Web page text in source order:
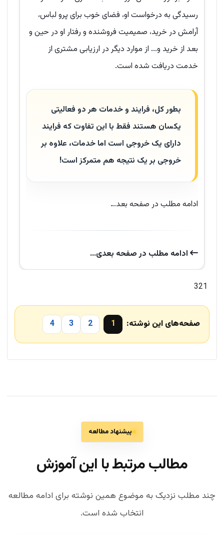
رسیدگی به درخواست او، فضای خوب برای پرو لباس،
آرامش در خرید، صمیمیت فروشنده و رفتار او در حین و
بعد از خرید و... از موارد دیگر در ارزیابی مشتری از
خدمت دریافت شده است.
بطور کل، فرایند و خدمات هر دو فعالیتی
یکسان هستند فقط با این تفاوت که فرایند
دارای یک خروجی است اما خدمات، علاوه بر
خروجی بر یک نتیجه هم متمرکز است!
ادامه مطلب در صفحه بعد…
ادامه‌ مطلب در صفحه‌ بعدی...
321
صفحه‌های این نوشته: 1
2
3
4
پیشنهاد مطالعه
مطالب مرتبط با این آموزش
چند مطلب نزدیک به موضوع همین نوشته برای ادامه مطالعه
انتخاب شده است.